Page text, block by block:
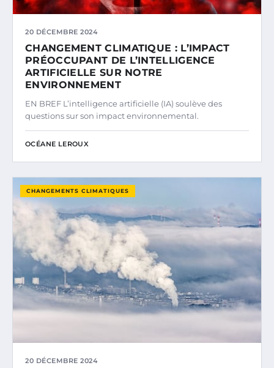
20 DÉCEMBRE 2024
CHANGEMENT CLIMATIQUE : L’IMPACT
PRÉOCCUPANT DE L’INTELLIGENCE
ARTIFICIELLE SUR NOTRE
ENVIRONNEMENT
EN BREF L’intelligence artificielle (IA) soulève des
questions sur son impact environnemental.
OCÉANE LEROUX
CHANGEMENTS CLIMATIQUES
20 DÉCEMBRE 2024